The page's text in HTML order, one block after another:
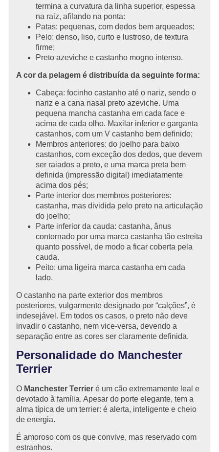
termina a curvatura da linha superior, espessa
na raiz, afilando na ponta:
Patas: pequenas, com dedos bem arqueados;
Pelo: denso, liso, curto e lustroso, de textura
firme;
Preto azeviche e castanho mogno intenso.
A cor da pelagem é distribuída da seguinte forma:
Cabeça: focinho castanho até o nariz, sendo o
nariz e a cana nasal preto azeviche. Uma
pequena mancha castanha em cada face e
acima de cada olho. Maxilar inferior e garganta
castanhos, com um V castanho bem definido;
Membros anteriores: do joelho para baixo
castanhos, com exceção dos dedos, que devem
ser raiados a preto, e uma marca preta bem
definida (impressão digital) imediatamente
acima dos pés;
Parte interior dos membros posteriores:
castanha, mas dividida pelo preto na articulação
do joelho;
Parte inferior da cauda: castanha, ânus
contornado por uma marca castanha tão estreita
quanto possível, de modo a ficar coberta pela
cauda.
Peito: uma ligeira marca castanha em cada
lado.
O castanho na parte exterior dos membros
posteriores, vulgarmente designado por “calções”, é
indesejável. Em todos os casos, o preto não deve
invadir o castanho, nem vice-versa, devendo a
separação entre as cores ser claramente definida.
Personalidade do Manchester
Terrier
O Manchester Terrieré um cão extremamente leal e
devotado à família. Apesar do porte elegante, tem a
alma típica de um terrier: é alerta, inteligente e cheio
de energia.
É amoroso com os que convive, mas reservado com
estranhos.